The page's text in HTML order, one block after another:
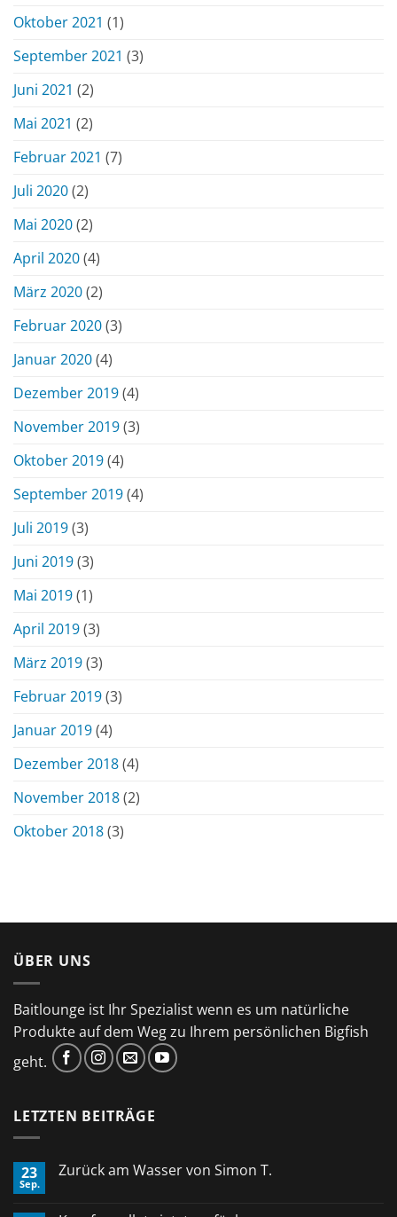
Oktober 2021 (1)
September 2021 (3)
Juni 2021 (2)
Mai 2021 (2)
Februar 2021 (7)
Juli 2020(2)
Mai 2020(2)
April 2020(4)
März 2020(2)
Februar 2020(3)
Januar 2020(4)
Dezember 2019(4)
November 2019(3)
Oktober 2019(4)
September 2019(4)
Juli 2019(3)
Juni 2019(3)
Mai 2019(1)
April 2019(3)
März 2019(3)
Februar 2019(3)
Januar 2019(4)
Dezember 2018(4)
November 2018(2)
Oktober 2018(3)
ÜBER UNS
Baitlounge ist Ihr Spezialist wenn es um natürliche
Produkte auf dem Weg zu Ihrem persönlichen Bigfish
geht.
LETZTEN BEITRÄGE
23
Sep.
Zurück am Wasser von Simon T.